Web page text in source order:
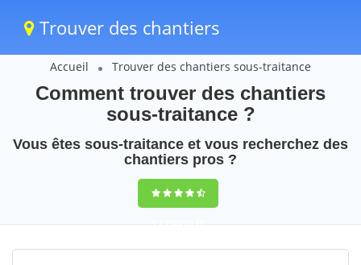
Trouver des chantiers
Accueil Trouver des chantiers sous-traitance
Comment trouver des chantiers
sous-traitance ?
Vous êtes sous-traitance et vous recherchez des
chantiers pros ?
9,5(100%)49
votes